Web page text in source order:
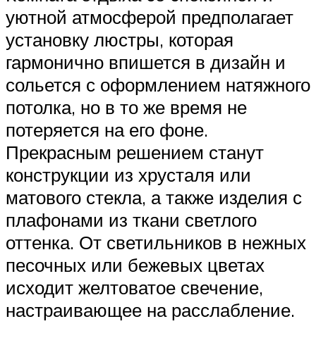
уютной атмосферой предполагает
установку люстры, которая
гармонично впишется в дизайн и
сольется с оформлением натяжного
потолка, но в то же время не
потеряется на его фоне.
Прекрасным решением станут
конструкции из хрусталя или
матового стекла, а также изделия с
плафонами из ткани светлого
оттенка. От светильников в нежных
песочных или бежевых цветах
исходит желтоватое свечение,
настраивающее на расслабление.